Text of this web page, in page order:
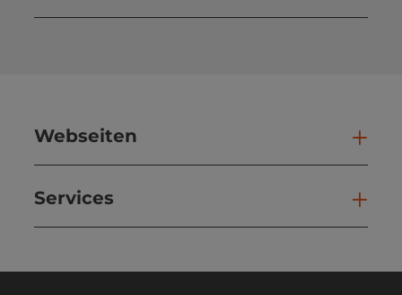
Webseiten
Services